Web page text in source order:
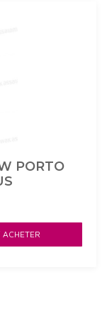
PORTO
ACHETER